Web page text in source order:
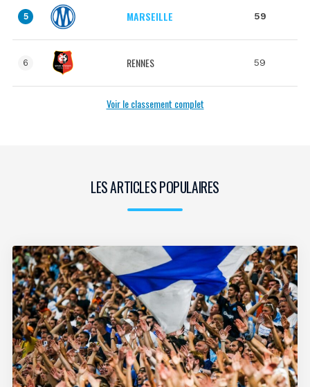
5 MARSEILLE 59
6 RENNES 59
Voir le classement complet
LES ARTICLES POPULAIRES